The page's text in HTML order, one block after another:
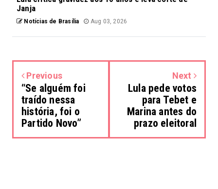
Janja
Notícias de Brasília Aug 03, 2026
Previous
“Se alguém foi
traído nessa
história, foi o
Partido Novo”
Next
Lula pede votos
para Tebet e
Marina antes do
prazo eleitoral